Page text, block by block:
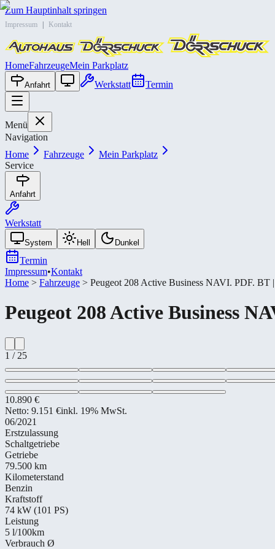
Zum Hauptinhalt springen
Impressum Kontakt
HomeFahrzeugeMein Parkplatz
Anfahrt Werkstatt Termin
Menü
Navigation
Home
Fahrzeuge
Mein Parkplatz
Service
Anfahrt
Werkstatt
System Hell Dunkel
Termin
Impressum•Kontakt
Home > Fahrzeuge > Peugeot 208 Active Business NAVI. PDF. BT |
Peugeot 208 Active Business
1 / 25
10.890 €
Netto: 9.151 €inkl. 19% MwSt.
06/2021
Erstzulassung
Schaltgetriebe
Getriebe
79.500 km
Kilometerstand
Benzin
Kraftstoff
74 kW (101 PS)
Leistung
5 l/100km
Verbrauch Ø